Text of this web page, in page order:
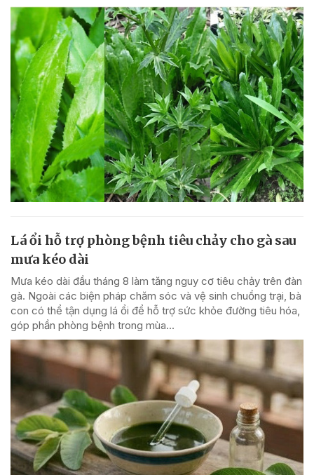
Lá ổi hỗ trợ phòng bệnh tiêu chảy cho gà sau
mưa kéo dài
Mưa kéo dài đầu tháng 8 làm tăng nguy cơ tiêu chảy trên đàn
gà. Ngoài các biện pháp chăm sóc và vệ sinh chuồng trại, bà
con có thể tận dụng lá ổi để hỗ trợ sức khỏe đường tiêu hóa,
góp phần phòng bệnh trong mùa...